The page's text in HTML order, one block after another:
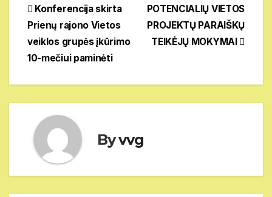
Navigacija
tarp
įrašų
POTENCIALIŲ VIETOS
PROJEKTŲ PARAIŠKŲ
TEIKĖJŲ MOKYMAI
Konferencija skirta
Prienų rajono Vietos
veiklos grupės įkūrimo
10-mečiui paminėti
Byvvg